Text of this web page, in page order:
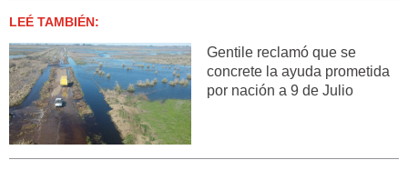
LEÉ TAMBIÉN:
Gentile reclamó que se
concrete la ayuda prometida
por nación a 9 de Julio